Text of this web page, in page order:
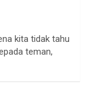
kita tidak tahu
teman,